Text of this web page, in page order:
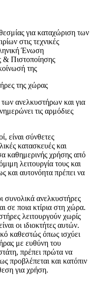
για καταχώριση των
στις τεχνικές
Ένωση
Πιστοποίησης
της
της χώρας
ανελκυστήρων και για
τις αρμόδιες
είναι σύνθετες
κατασκευές και
καθημερινής χρήσης από
λειτουργία τους και
και αυτονόητα πρέπει να
συνολικά ανελκυστήρες
σε ποια κτίρια στη χώρα.
λειτουργούν χωρίς
οι ιδιοκτήτες αυτών.
καθεστώς όπως ισχύει
με ευθύνη του
πρέπει πρώτα να
προβλέπεται και κατόπιν
για χρήση.